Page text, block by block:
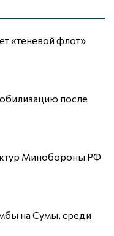
«теневой флот»
после
Минобороны РФ
на Сумы, среди